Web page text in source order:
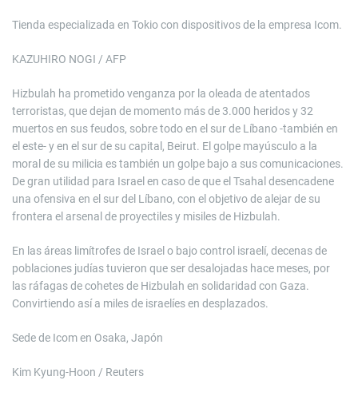
Tienda especializada en Tokio con dispositivos de la empresa Icom.
KAZUHIRO NOGI / AFP
Hizbulah ha prometido venganza por la oleada de atentados
terroristas, que dejan de momento más de 3.000 heridos y 32
muertos en sus feudos, sobre todo en el sur de Líbano -también en
el este- y en el sur de su capital, Beirut. El golpe mayúsculo a la
moral de su milicia es también un golpe bajo a sus comunicaciones.
De gran utilidad para Israel en caso de que el Tsahal desencadene
una ofensiva en el sur del Líbano, con el objetivo de alejar de su
frontera el arsenal de proyectiles y misiles de Hizbulah.
En las áreas limítrofes de Israel o bajo control israelí, decenas de
poblaciones judías tuvieron que ser desalojadas hace meses, por
las ráfagas de cohetes de Hizbulah en solidaridad con Gaza.
Convirtiendo así a miles de israelíes en desplazados.
Sede de Icom en Osaka, Japón
Kim Kyung-Hoon / Reuters